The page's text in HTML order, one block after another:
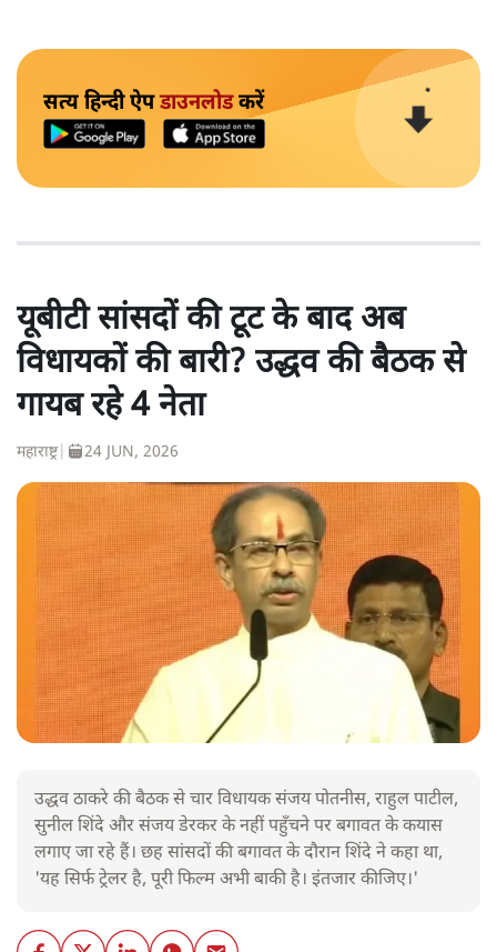
सत्य हिन्दी ऐपडाउनलोडकरें
यूबीटी सांसदों की टूट के बाद अब
विधायकों की बारी? उद्धव की बैठक से
गायब रहे 4 नेता
महाराष्ट्र| 24 JUN, 2026
उद्धव ठाकरे की बैठक से चार विधायक संजय पोतनीस, राहुल पाटील,
सुनील शिंदे और संजय डेरकर के नहीं पहुँचने पर बगावत के कयास
लगाए जा रहे हैं। छह सांसदों की बगावत के दौरान शिंदे ने कहा था,
'यह सिर्फ ट्रेलर है, पूरी फिल्म अभी बाकी है। इंतजार कीजिए।'